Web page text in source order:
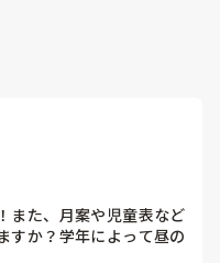
また、月案や児童表など
すか？学年によって昼の
いますが、工夫している